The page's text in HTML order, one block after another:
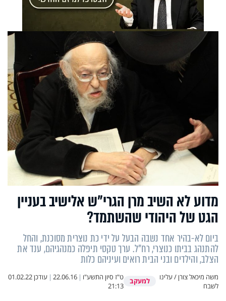
מדוע לא השיב מרן הגרי"ש אלישיב בעניין
הגט של היהודי שהשתמד?
ביום לא-בהיר אחד נשבה הבעל על ידי כת נוצרית מסוכנת, והחל
להתנהג בביתו כנוצרי, רח"ל. ערך טקסי תיפלה כמנהגיהם, ענד את
הצלב, והילדים ובני הבית רואים ועיניהם כלות
משה מיכאל צורן / עלינו
לשבח
למעקב ט"ז סיון התשע"ו |
22.06.16
| עודכן01.02.22
21:13